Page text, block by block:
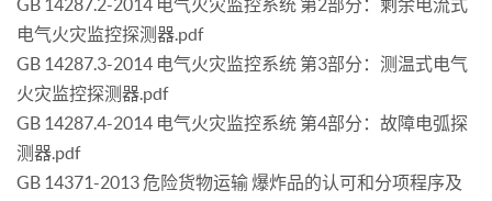
GB 14287.2-2014 电气火灾监控系统 第2部分：剩余电流式
电气火灾监控探测器.pdf
GB 14287.3-2014 电气火灾监控系统 第3部分：测温式电气
火灾监控探测器.pdf
GB 14287.4-2014 电气火灾监控系统 第4部分：故障电弧探
测器.pdf
GB 14371-2013 危险货物运输 爆炸品的认可和分项程序及